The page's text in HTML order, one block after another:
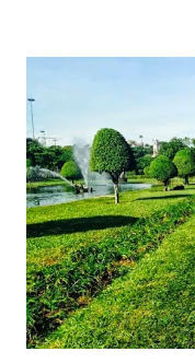
parecia suja, com
parecendo podres.
'bruxa' ofereceu para
xícara que ela lhe
borda e resolveu
ninguém poria a boca.
Aí que graça! Sempre
também bebo por
sentimos, julgando que